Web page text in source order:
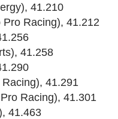
41.210
Racing), 41.212
41.258
41.291
Racing), 41.301
41.463